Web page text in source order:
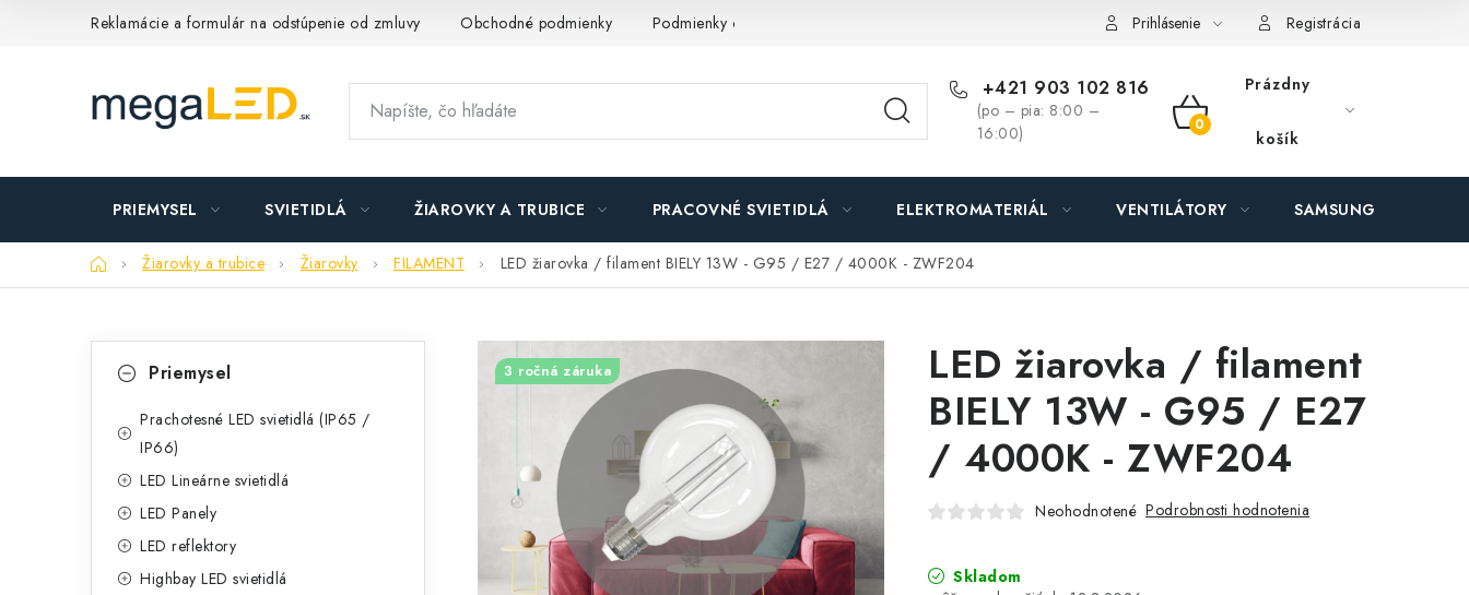
Reklamácie a formulár na odstúpenie od zmluvy Obchodné podmienky Podmienky ochrany osobných údajov O nás - MEGALED & JANTON Zákamenné Zľavy pre profíkov
Prihlásenie Registrácia
+421 903 102 816
(po – pia: 8:00 –
16:00)
NÁKUPNÝ
KOŠÍK
Prázdny
košík
PRIEMYSEL SVIETIDLÁ ŽIAROVKY A TRUBICE PRACOVNÉ SVIETIDLÁ ELEKTROMATERIÁL VENTILÁTORY SAMSUNG SVIETIDLÁ
DomovŽiarovky a trubice Žiarovky FILAMENT LED žiarovka / filament BIELY 13W - G95 / E27 / 4000K - ZWF204
kategóriePriemysel
Prachotesné LED svietidlá (IP65 /
IP66)
LED Lineárne svietidlá
LED Panely
LED reflektory
Highbay LED svietidlá
LED žiarovka / filament
BIELY 13W - G95 / E27
/ 4000K - ZWF204
Neohodnotené Podrobnosti hodnotenia
Skladom
3 ročná záruka